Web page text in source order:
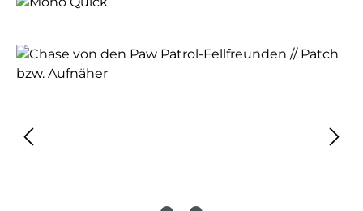
Bildergalerie überspringen